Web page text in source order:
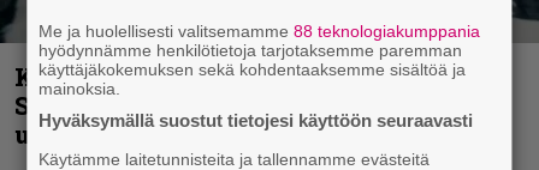
Kunnianosoitus hyiselle Pohjolalle –
Shining hyppäsi keskelle kinoksia
uudella videollaan
Me ja huolellisesti valitsemamme88 teknologiakumppania
hyödynnämme henkilötietoja tarjotaksemme paremman
käyttäjäkokemuksen sekä kohdentaaksemme sisältöä ja
mainoksia.
Hyväksymällä suostut tietojesi käyttöön seuraavasti
Käytämme laitetunnisteita ja tallennamme evästeitä